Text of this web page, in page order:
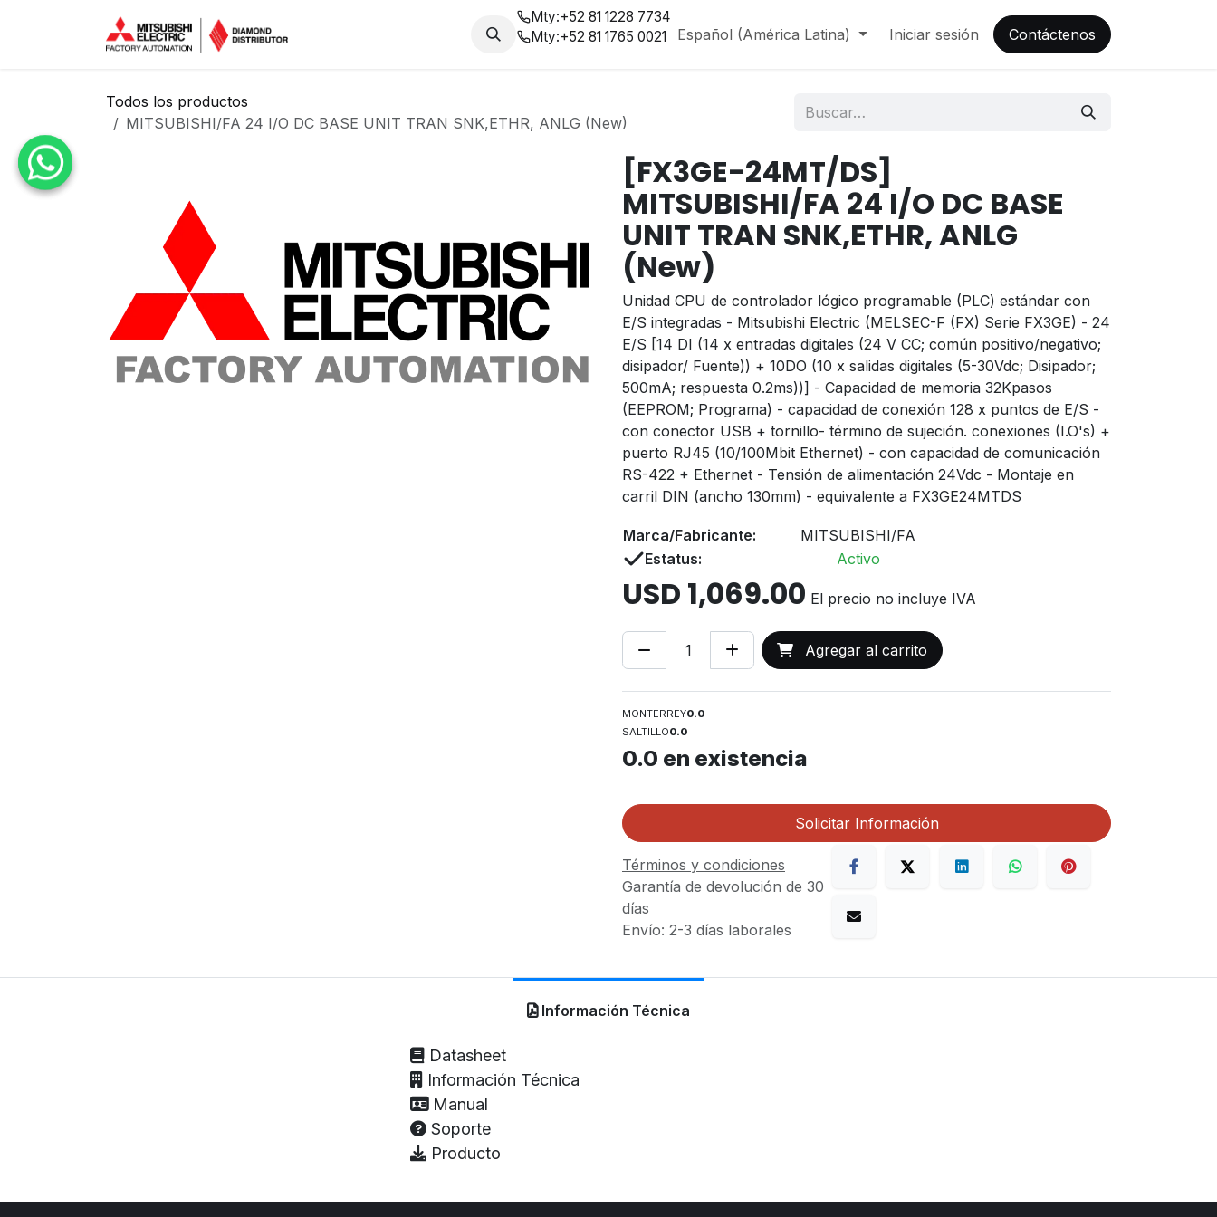
Nosotros Blog
Mty:+52 81 1228 7734
Mty:+52 81 1765 0021 Español (América Latina) Iniciar sesión Contáctenos
Todos los productos
MITSUBISHI/FA 24 I/O DC BASE UNIT TRAN SNK,ETHR, ANLG (New)
[FX3GE-24MT/DS]
MITSUBISHI/FA 24 I/O DC BASE
UNIT TRAN SNK,ETHR, ANLG
(New)
Unidad CPU de controlador lógico programable (PLC) estándar con
E/S integradas - Mitsubishi Electric (MELSEC-F (FX) Serie FX3GE) - 24
E/S [14 DI (14 x entradas digitales (24 V CC; común positivo/negativo;
disipador/ Fuente)) + 10DO (10 x salidas digitales (5-30Vdc; Disipador;
500mA; respuesta 0.2ms))] - Capacidad de memoria 32Kpasos
(EEPROM; Programa) - capacidad de conexión 128 x puntos de E/S -
con conector USB + tornillo- término de sujeción. conexiones (I.O's) +
puerto RJ45 (10/100Mbit Ethernet) - con capacidad de comunicación
RS-422 + Ethernet - Tensión de alimentación 24Vdc - Montaje en
carril DIN (ancho 130mm) - equivalente a FX3GE24MTDS
Marca/Fabricante:
MITSUBISHI/FA
Estatus:
Activo
USD 1,069.00 El precio no incluye IVA
Agregar al carrito
MONTERREY0.0
SALTILLO0.0
0.0 en existencia
Solicitar Información
Términos y condiciones
Garantía de devolución de 30
días
Envío: 2-3 días laborales
Información Técnica
Datasheet
Información Técnica
Manual
Soporte
Producto